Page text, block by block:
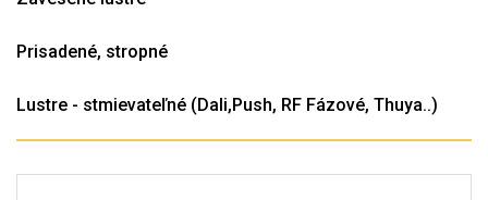
Prisadené, stropné
Lustre - stmievateľné (Dali,Push, RF Fázové, Thuya..)